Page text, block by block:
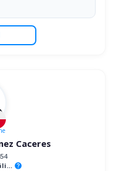
Caceres
Psicoanálisis help